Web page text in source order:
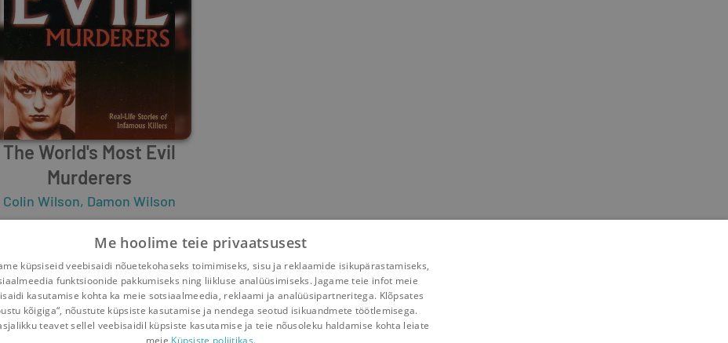
The World's Most Evil
Murderers
Colin Wilson, Damon Wilson
Me hoolime teie privaatsusest
küpsiseid veebisaidi nõuetekohaseks toimimiseks, sisu ja reklaamide isikupärastamiseks,
funktsioonide pakkumiseks ning liikluse analüüsimiseks. Jagame teie infot meie
kasutamise kohta ka meie sotsiaalmeedia, reklaami ja analüüsipartneritega. Klõpsates
kõigiga“, nõustute küpsiste kasutamise ja nendega seotud isikuandmete töötlemisega.
teavet sellel veebisaidil küpsiste kasutamise ja teie nõusoleku haldamise kohta leiate
meie Küpsiste poliitikas.